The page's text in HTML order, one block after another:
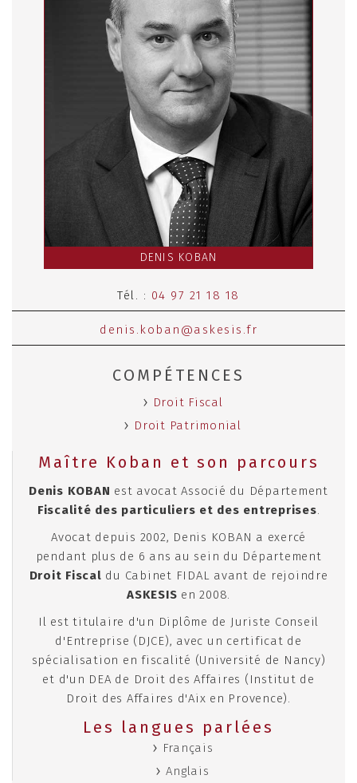
DENIS KOBAN
Tél. : 04 97 21 18 18
denis.koban@askesis.fr
COMPÉTENCES
Droit Fiscal
Droit Patrimonial
Maître Koban et son parcours
Denis KOBAN est avocat Associé du Département
Fiscalité des particuliers et des entreprises.
Avocat depuis 2002, Denis KOBAN a exercé
pendant plus de 6 ans au sein du Département
Droit Fiscal du Cabinet FIDAL avant de rejoindre
ASKESIS en 2008.
Il est titulaire d'un Diplôme de Juriste Conseil
d'Entreprise (DJCE), avec un certificat de
spécialisation en fiscalité (Université de Nancy)
et d'un DEA de Droit des Affaires (Institut de
Droit des Affaires d'Aix en Provence).
Les langues parlées
Français
Anglais